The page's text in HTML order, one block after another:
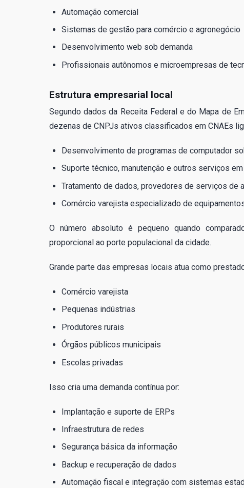
Automação comercial
Sistemas de gestão para comércio e agronegócio
Desenvolvimento web sob demanda
Profissionais autônomos e microempresas de
Estrutura empresarial local
Segundo dados da Receita Federal e do Mapa de
dezenas de CNPJs ativos classificados em CNAEs
Desenvolvimento de programas de computador
Suporte técnico, manutenção e outros serviços
Tratamento de dados, provedores de serviços de
Comércio varejista especializado de
O número absoluto é pequeno quando
proporcional ao porte populacional da cidade.
Grande parte das empresas locais atua como
Comércio varejista
Pequenas indústrias
Produtores rurais
Órgãos públicos municipais
Escolas privadas
Isso cria uma demanda contínua por:
Implantação e suporte de ERPs
Infraestrutura de redes
Segurança básica da informação
Backup e recuperação de dados
Automação fiscal e integração com sistemas